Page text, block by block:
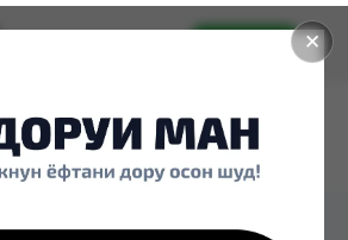
✕
Установить